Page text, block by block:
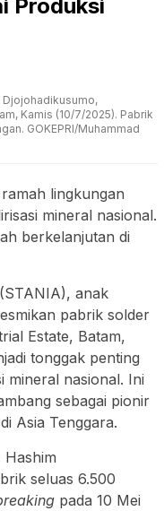
Produksi
Djojohadikusumo,
Kamis (10/7/2025). Pabrik
GOKEPRI/Muhammad
lingkungan
mineral nasional.
berkelanjutan di
anak
pabrik solder
Estate, Batam,
tonggak penting
mineral nasional. Ini
sebagai pionir
Asia Tenggara.
Hashim
seluas 6.500
pada 10 Mei